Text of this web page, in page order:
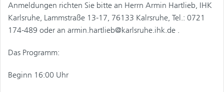
Anmeldungen richten Sie bitte an Herrn Armin Hartlieb, IHK
Karlsruhe, Lammstraße 13-17, 76133 Kalrsruhe, Tel.: 0721
174-489 oder an armin.hartlieb@karlsruhe.ihk.de .
Das Programm:
Beginn 16:00 Uhr